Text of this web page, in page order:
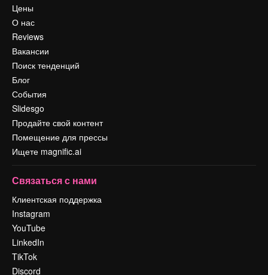
Цены
О нас
Reviews
Вакансии
Поиск тенденций
Блог
События
Slidesgo
Продайте свой контент
Помещение для прессы
Ищете magnific.ai
Связаться с нами
Клиентская поддержка
Instagram
YouTube
LinkedIn
TikTok
Discord